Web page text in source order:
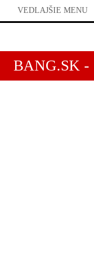
VEDLAJŠIE MENU
BANG.SK -